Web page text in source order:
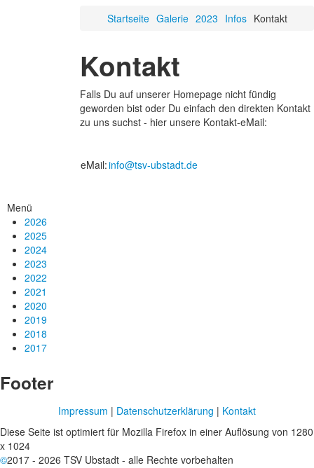
Startseite Galerie 2023 Infos Kontakt
Kontakt
Falls Du auf unserer Homepage nicht fündig
geworden bist oder Du einfach den direkten Kontakt
zu uns suchst - hier unsere Kontakt-eMail:
eMail:info@tsv-ubstadt.de
Menü
2026
2025
2024
2023
2022
2021
2020
2019
2018
2017
Footer
Impressum | Datenschutzerklärung | Kontakt
Diese Seite ist optimiert für Mozilla Firefox in einer Auflösung von 1280
x 1024
©2017 - 2026 TSV Ubstadt - alle Rechte vorbehalten